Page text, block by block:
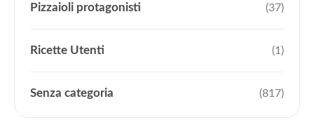
Pizzaioli protagonisti (37)
Ricette Utenti (1)
Senza categoria (817)